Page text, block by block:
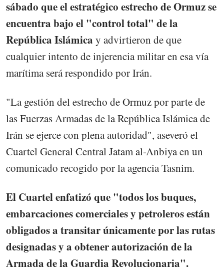
sábado que el estratégico estrecho de Ormuz se
encuentra bajo el "control total" de la
República Islámica y advirtieron de que
cualquier intento de injerencia militar en esa vía
marítima será respondido por Irán.
"La gestión del estrecho de Ormuz por parte de
las Fuerzas Armadas de la República Islámica de
Irán se ejerce con plena autoridad", aseveró el
Cuartel General Central Jatam al-Anbiya en un
comunicado recogido por la agencia Tasnim.
El Cuartel enfatizó que "todos los buques,
embarcaciones comerciales y petroleros están
obligados a transitar únicamente por las rutas
designadas y a obtener autorización de la
Armada de la Guardia Revolucionaria".